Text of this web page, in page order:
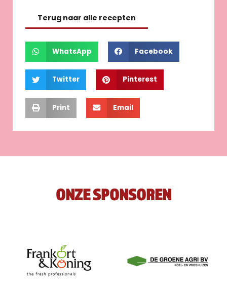
Terug naar alle recepten
WhatsApp Facebook
Twitter Pinterest
Print Email
ONZE SPONSOREN